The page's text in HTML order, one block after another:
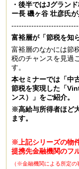
・後半ではJグラン
ー長 磯ヶ谷 壮彦氏
富裕層が「節税を知
富裕層のなかには節
税のチャンスを見過
す。
本セミナーでは「中
節税を実現した「
ンス）」をご紹介。
※高給与所得者ほど
ます。
※上記シリーズの物
提携先金融機関のフ
（※金融機関による所定